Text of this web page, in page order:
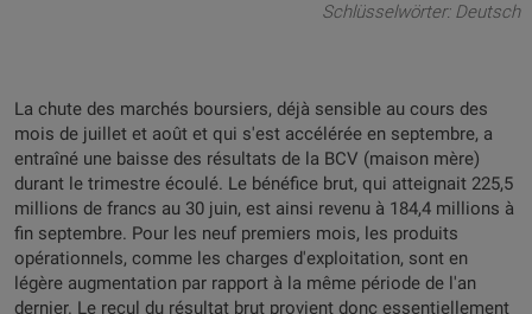
Schlüsselwörter: Deutsch
La chute des marchés boursiers, déjà sensible au cours des
mois de juillet et août et qui s'est accélérée en septembre, a
entraîné une baisse des résultats de la BCV (maison mère)
durant le trimestre écoulé. Le bénéfice brut, qui atteignait 225,5
millions de francs au 30 juin, est ainsi revenu à 184,4 millions à
fin septembre. Pour les neuf premiers mois, les produits
opérationnels, comme les charges d'exploitation, sont en
légère augmentation par rapport à la même période de l'an
dernier. Le recul du résultat brut provient donc essentiellement